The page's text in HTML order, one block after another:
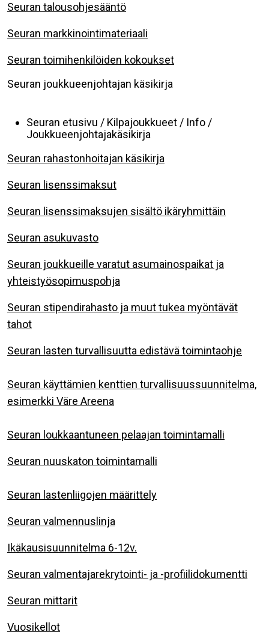
Seuran talousohjesääntö
Seuran markkinointimateriaali
Seuran toimihenkilöiden kokoukset
Seuran joukkueenjohtajan käsikirja
Seuran etusivu / Kilpajoukkueet / Info /
Joukkueenjohtajakäsikirja
Seuran rahastonhoitajan käsikirja
Seuran lisenssimaksut
Seuran lisenssimaksujen sisältö ikäryhmittäin
Seuran asukuvasto
Seuran joukkueille varatut asumainospaikat ja
yhteistyösopimuspohja
Seuran stipendirahasto ja muut tukea myöntävät
tahot
Seuran lasten turvallisuutta edistävä toimintaohje
Seuran käyttämien kenttien turvallisuussuunnitelma,
esimerkki Väre Areena
Seuran loukkaantuneen pelaajan toimintamalli
Seuran nuuskaton toimintamalli
Seuran lastenliigojen määrittely
Seuran valmennuslinja
Ikäkausisuunnitelma 6-12v.
Seuran valmentajarekrytointi- ja -profiilidokumentti
Seuran mittarit
Vuosikellot